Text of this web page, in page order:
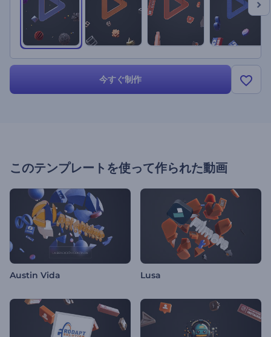
今すぐ制作
このテンプレートを使って作られた動画
Austin Vida Lusa